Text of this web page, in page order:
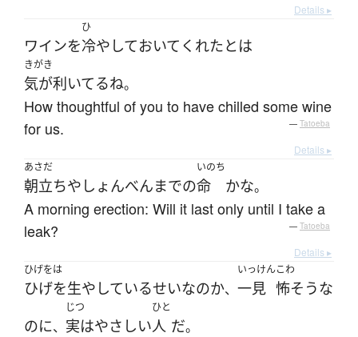
Details ▸
ワインを
ひ
冷やしておいて くれたとは
きがき
気が利いてるね。
How thoughtful of you to have chilled some wine
for us.
— Tatoeba
Details ▸
あさだ
朝立ちや しょんべんまでの
いのち
命 かな。
A morning erection: Will it last only until I take a
leak?
— Tatoeba
Details ▸
ひげをは
ひげを生やしているせいなのか、
いっけん
一見
こわ
怖そうな
のに、
じつ
実はやさしい
ひと
人 だ。